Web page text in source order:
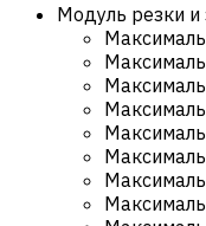
Модуль резки и